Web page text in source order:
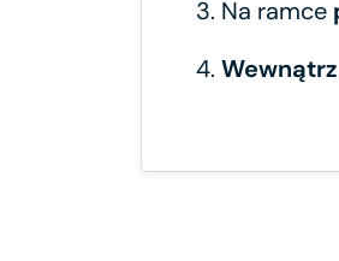
3. Na ramce
4.